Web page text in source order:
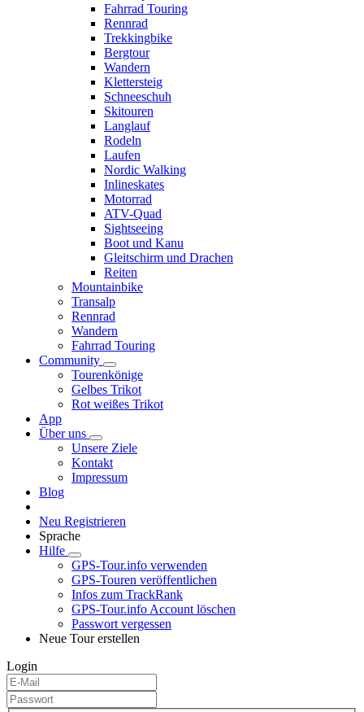
Fahrrad Touring
Rennrad
Trekkingbike
Bergtour
Wandern
Klettersteig
Schneeschuh
Skitouren
Langlauf
Rodeln
Laufen
Nordic Walking
Inlineskates
Motorrad
ATV-Quad
Sightseeing
Boot und Kanu
Gleitschirm und Drachen
Reiten
Mountainbike
Transalp
Rennrad
Wandern
Fahrrad Touring
Community
Tourenkönige
Gelbes Trikot
Rot weißes Trikot
App
Über uns
Unsere Ziele
Kontakt
Impressum
Blog
Neu Registrieren
Sprache
Hilfe
GPS-Tour.info verwenden
GPS-Touren veröffentlichen
Infos zum TrackRank
GPS-Tour.info Account löschen
Passwort vergessen
Neue Tour erstellen
Login